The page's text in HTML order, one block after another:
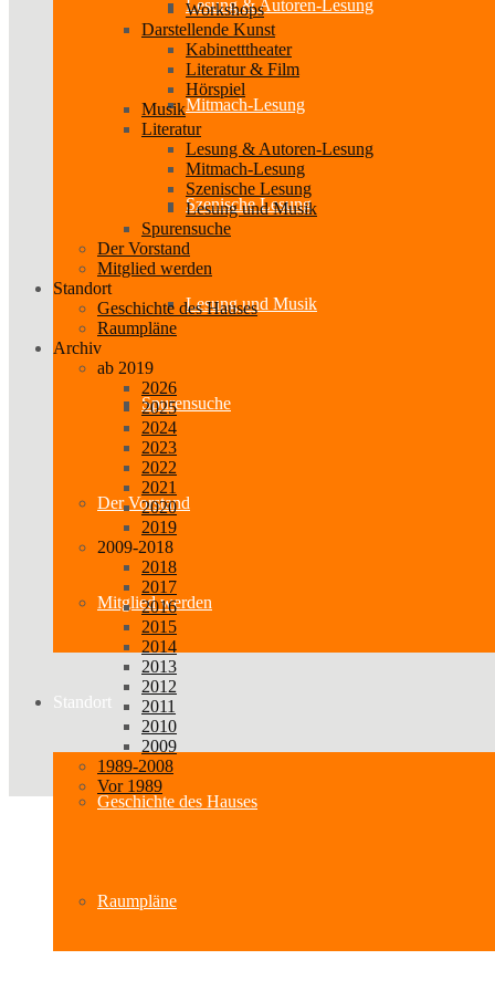
Lesung & Autoren-Lesung
Mitmach-Lesung
Szenische Lesung
Lesung und Musik
Spurensuche
Der Vorstand
Mitglied werden
Standort
Geschichte des Hauses
Raumpläne
Workshops
Darstellende Kunst
Kabinetttheater
Literatur & Film
Hörspiel
Musik
Literatur
Lesung & Autoren-Lesung
Mitmach-Lesung
Szenische Lesung
Lesung und Musik
Spurensuche
Der Vorstand
Mitglied werden
Standort
Geschichte des Hauses
Raumpläne
Archiv
ab 2019
2026
2025
2024
2023
2022
2021
2020
2019
2009-2018
2018
2017
2016
2015
2014
2013
2012
2011
2010
2009
1989-2008
Vor 1989